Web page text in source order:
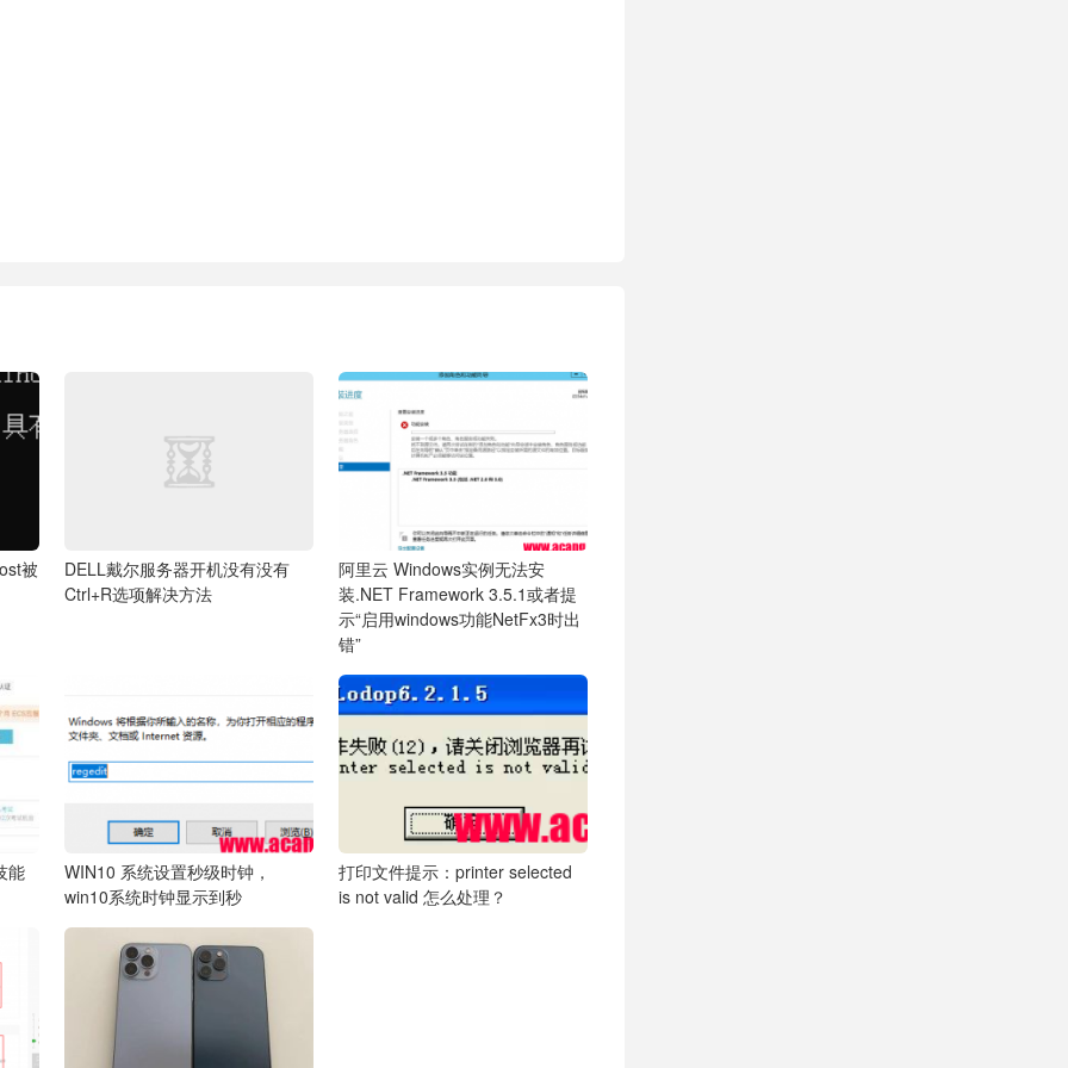
被
DELL戴尔服务器开机没有没有
Ctrl+R选项解决方法
阿里云 Windows实例无法安
装.NET Framework 3.5.1或者提
示“启用windows功能NetFx3时出
错”
能
WIN10 系统设置秒级时钟，
win10系统时钟显示到秒
打印文件提示：printer selected
is not valid 怎么处理？